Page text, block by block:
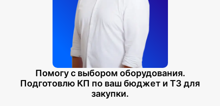
Помогу с выбором оборудования.
Подготовлю КП по ваш бюджет и ТЗ для
закупки.